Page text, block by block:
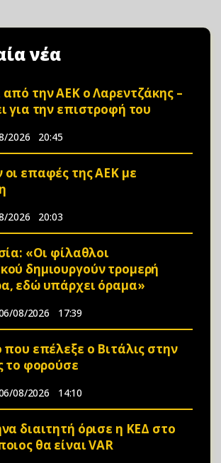
νέα
την ΑΕΚ ο Λαρεντζάκης –
για την επιστροφή του
2026 20:45
επαφές της ΑΕΚ με
2026 20:03
«Οι φίλαθλοι
δημιουργούν τρομερή
εδώ υπάρχει όραμα»
08/2026 17:39
που επέλεξε ο Βιτάλις στην
το φορούσε
08/2026 14:10
διαιτητή όρισε η ΚΕΔ στο
θα είναι VAR